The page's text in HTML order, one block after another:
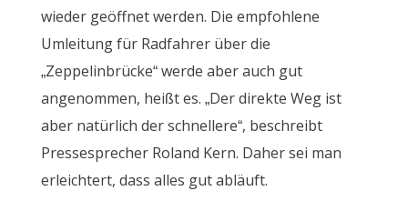
wieder geöffnet werden. Die empfohlene
Umleitung für Radfahrer über die
„Zeppelinbrücke“ werde aber auch gut
angenommen, heißt es. „Der direkte Weg ist
aber natürlich der schnellere“, beschreibt
Pressesprecher Roland Kern. Daher sei man
erleichtert, dass alles gut abläuft.